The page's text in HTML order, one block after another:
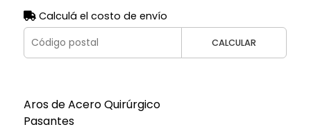
Calculá el costo de envío
CALCULAR
Aros de Acero Quirúrgico
Pasantes